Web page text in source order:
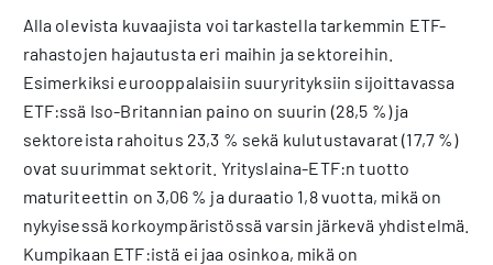
Alla olevista kuvaajista voi tarkastella tarkemmin ETF-
rahastojen hajautusta eri maihin ja sektoreihin.
Esimerkiksi eurooppalaisiin suuryrityksiin sijoittavassa
ETF:ssä Iso-Britannian paino on suurin (28,5 %) ja
sektoreista rahoitus 23,3 % sekä kulutustavarat (17,7 %)
ovat suurimmat sektorit. Yrityslaina-ETF:n tuotto
maturiteettin on 3,06 % ja duraatio 1,8 vuotta, mikä on
nykyisessä korkoympäristössä varsin järkevä yhdistelmä.
Kumpikaan ETF:istä ei jaa osinkoa, mikä on